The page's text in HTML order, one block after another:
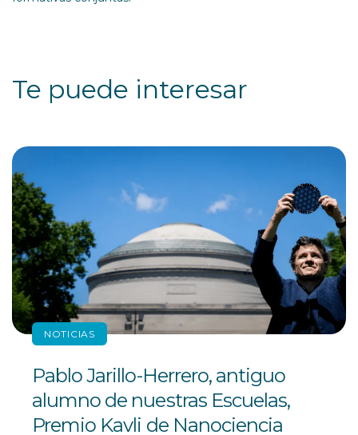
Te puede interesar
NOTICIAS
Pablo Jarillo-Herrero, antiguo
alumno de nuestras Escuelas,
Premio Kavli de Nanociencia